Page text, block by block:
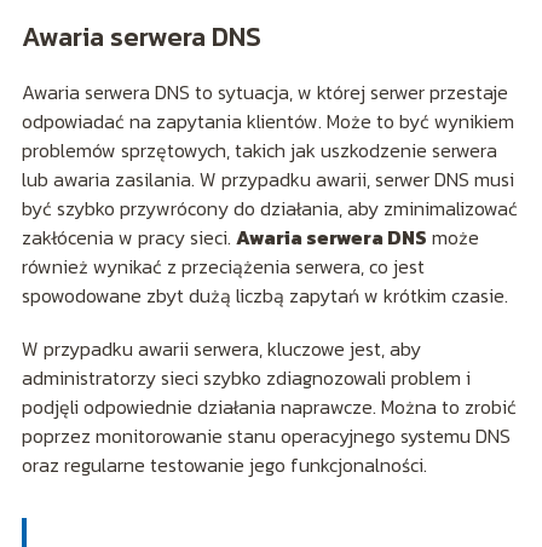
Awaria serwera DNS
Awaria serwera DNS to sytuacja, w której serwer przestaje
odpowiadać na zapytania klientów. Może to być wynikiem
problemów sprzętowych, takich jak uszkodzenie serwera
lub awaria zasilania. W przypadku awarii, serwer DNS musi
być szybko przywrócony do działania, aby zminimalizować
zakłócenia w pracy sieci. Awaria serwera DNS może
również wynikać z przeciążenia serwera, co jest
spowodowane zbyt dużą liczbą zapytań w krótkim czasie.
W przypadku awarii serwera, kluczowe jest, aby
administratorzy sieci szybko zdiagnozowali problem i
podjęli odpowiednie działania naprawcze. Można to zrobić
poprzez monitorowanie stanu operacyjnego systemu DNS
oraz regularne testowanie jego funkcjonalności.